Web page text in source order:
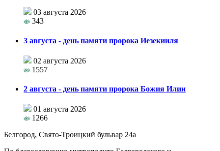
03 августа 2026
343
3 августа - день памяти пророка Иезекииля
02 августа 2026
1557
2 августа - день памяти пророка Божия Илии
01 августа 2026
1266
Белгород, Свято-Троицкий бульвар 24а